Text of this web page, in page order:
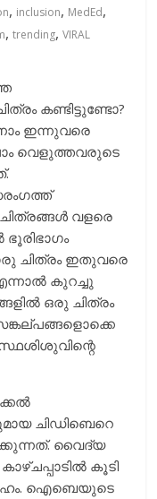
, inclusion, MedEd,
,trending,VIRAL
കണ്ടിട്ടുണ്ടോ?
ഇന്നുവരെ
വെളുത്തവരുടെ
വളരെ
ചിത്രം ഇതുവരെ
കുറച്ചു
ഒരു ചിത്രം
ചിഡിബെറെ
വൈദ്യ
കൂടി
ഐബെയുടെ